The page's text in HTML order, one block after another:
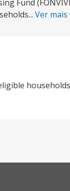
Fund
Ver mais